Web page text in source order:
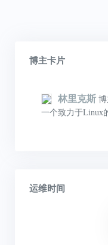
博主卡片
林里克斯 博
一个致力于Linux
运维时间